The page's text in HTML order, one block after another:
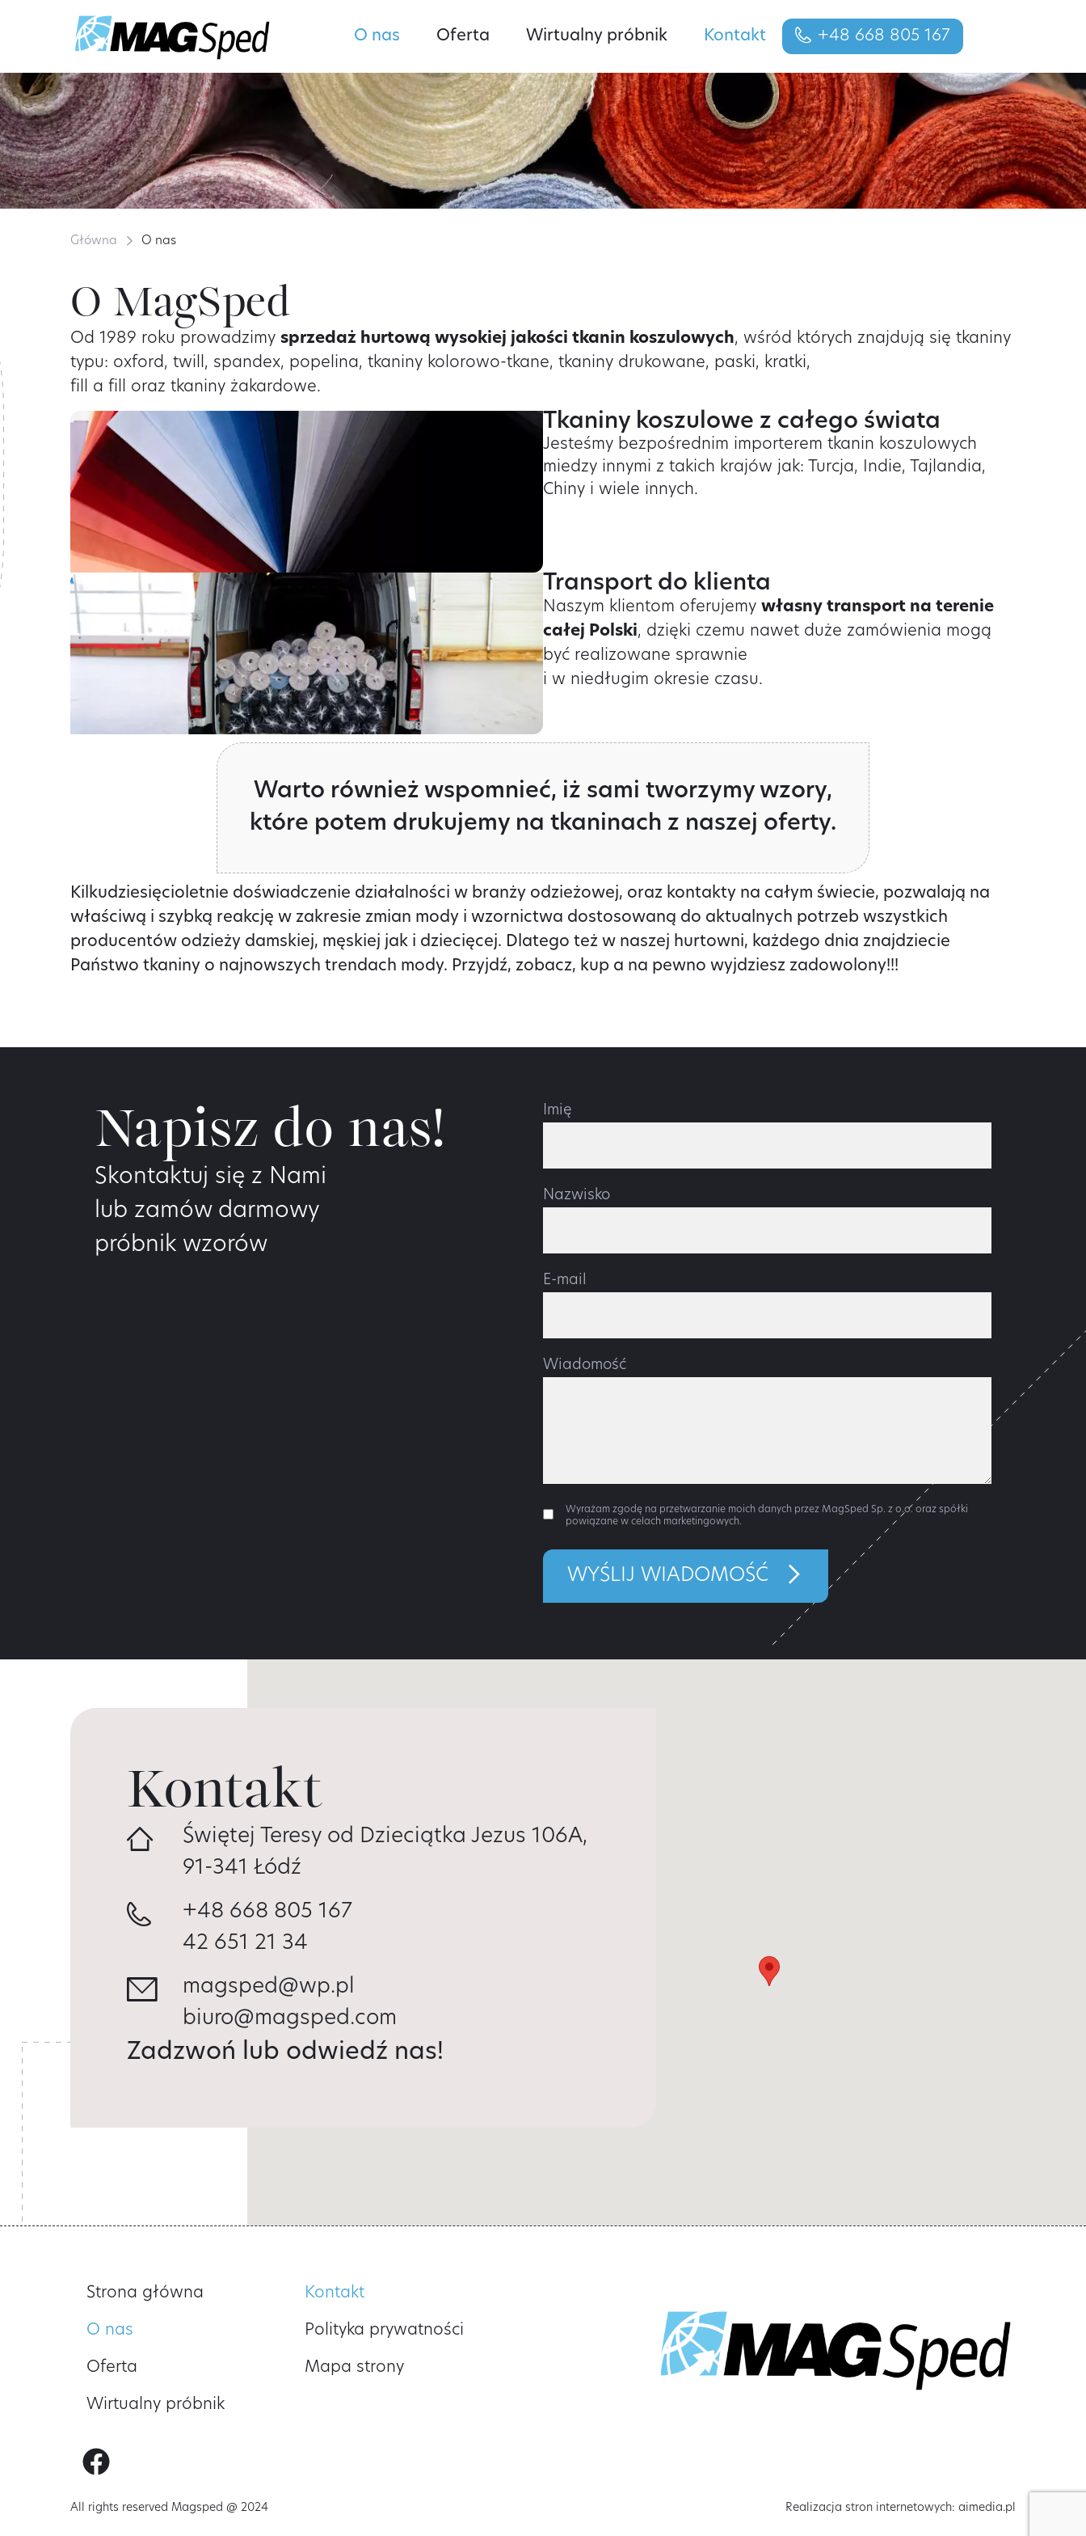
O nas Oferta Wirtualny próbnik Kontakt +48 668 805 167
Główna O nas
O MagSped
Od 1989 roku prowadzimy sprzedaż hurtową wysokiej jakości tkanin koszulowych, wśród których znajdują się tkaniny
typu: oxford, twill, spandex, popelina, tkaniny kolorowo-tkane, tkaniny drukowane, paski, kratki,
fill a fill oraz tkaniny żakardowe.
Tkaniny koszulowe z całego świata
Jesteśmy bezpośrednim importerem tkanin koszulowych
miedzy innymi z takich krajów jak: Turcja, Indie, Tajlandia,
Chiny i wiele innych.
Transport do klienta
Naszym klientom oferujemy własny transport na terenie
całej Polski, dzięki czemu nawet duże zamówienia mogą
być realizowane sprawnie
i w niedługim okresie czasu.
Warto również wspomnieć, iż sami tworzymy wzory,
które potem drukujemy na tkaninach z naszej oferty.
Kilkudziesięcioletnie doświadczenie działalności w branży odzieżowej, oraz kontakty na całym świecie, pozwalają na
właściwą i szybką reakcję w zakresie zmian mody i wzornictwa dostosowaną do aktualnych potrzeb wszystkich
producentów odzieży damskiej, męskiej jak i dziecięcej. Dlatego też w naszej hurtowni, każdego dnia znajdziecie
Państwo tkaniny o najnowszych trendach mody. Przyjdź, zobacz, kup a na pewno wyjdziesz zadowolony!!!
Napisz do nas!
Skontaktuj się z Nami
lub zamów darmowy
próbnik wzorów
Imię
Nazwisko
E-mail
Wiadomość
Wyrażam zgodę na przetwarzanie moich danych przez MagSped Sp. z o.o. oraz spółki
powiązane w celach marketingowych.
WYŚLIJ WIADOMOŚĆ
Kontakt
Świętej Teresy od Dzieciątka Jezus 106A,
91-341 Łódź
+48 668 805 167
42 651 21 34
magsped@wp.pl
biuro@magsped.com
Zadzwoń lub odwiedź nas!
Strona główna
O nas
Oferta
Wirtualny próbnik
Kontakt
Polityka prywatności
Mapa strony
All rights reserved Magsped @ 2024 Realizacja stron internetowych: aimedia.pl